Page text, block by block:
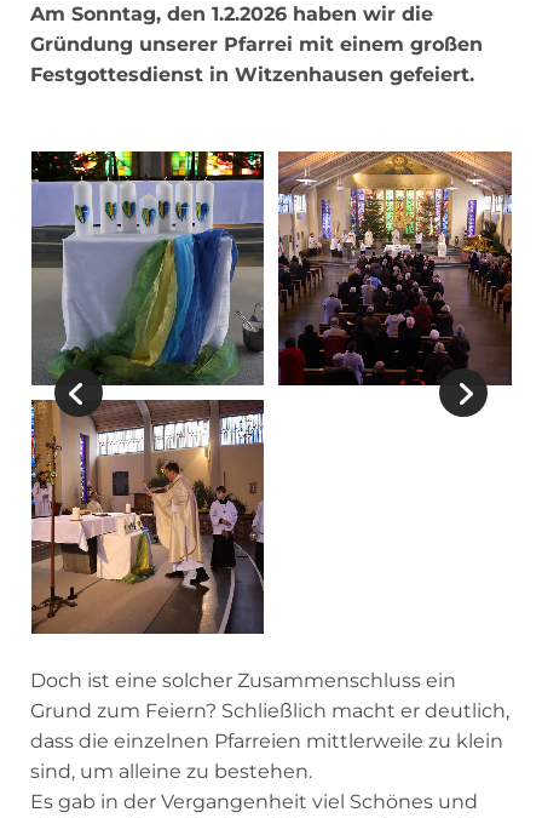
Am Sonntag, den 1.2.2026 haben wir die
Gründung unserer Pfarrei mit einem großen
Festgottesdienst in Witzenhausen gefeiert.
Doch ist eine solcher Zusammenschluss ein
Grund zum Feiern? Schließlich macht er deutlich,
dass die einzelnen Pfarreien mittlerweile zu klein
sind, um alleine zu bestehen.
Es gab in der Vergangenheit viel Schönes und